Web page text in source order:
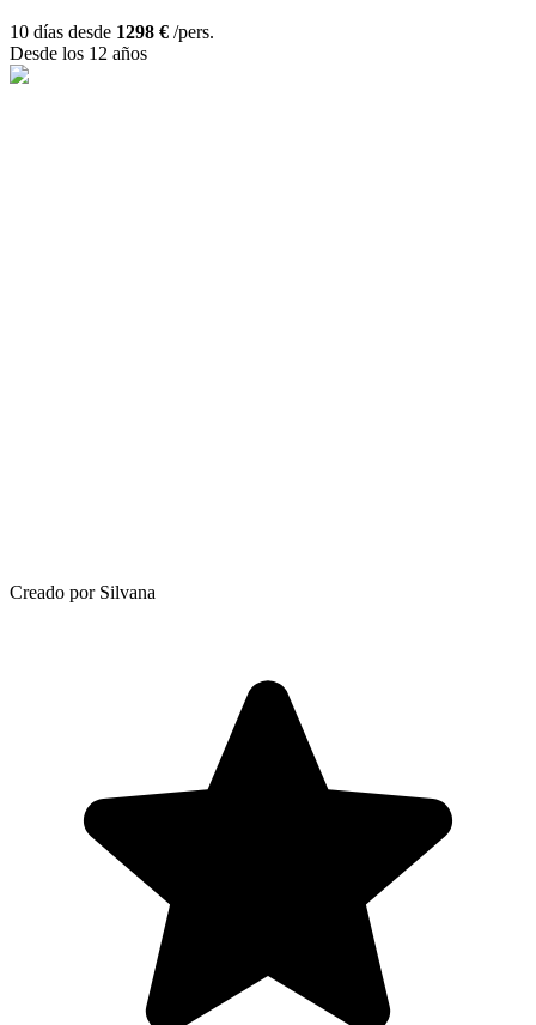
10 días desde 1298 € /pers.
Desde los 12 años
Creado por Silvana